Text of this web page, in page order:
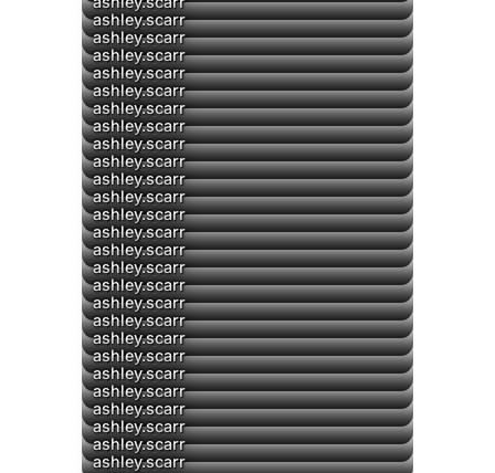
ashley.scarr
ashley.scarr
ashley.scarr
ashley.scarr
ashley.scarr
ashley.scarr
ashley.scarr
ashley.scarr
ashley.scarr
ashley.scarr
ashley.scarr
ashley.scarr
▶
ashley.scarr
ashley.scarr
ashley.scarr
ashley.scarr
ashley.scarr
ashley.scarr
▶
ashley.scarr
▶
ashley.scarr
ashley.scarr
▶
ashley.scarr
▶
ashley.scarr
▶
ashley.scarr
ashley.scarr
ashley.scarr